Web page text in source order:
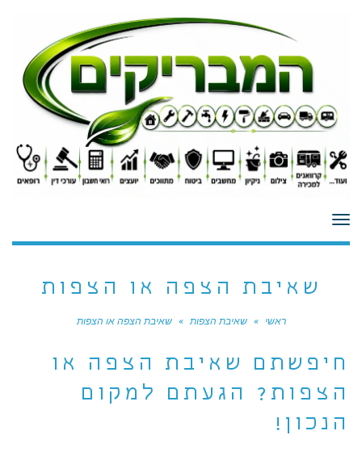
תפריט
שאיבת הצפה או הצפות
ראשי » שאיבת הצפות » שאיבת הצפה או הצפות
חיפשתם שאיבת הצפה או
הצפות? הגעתם למקום
הנכון!